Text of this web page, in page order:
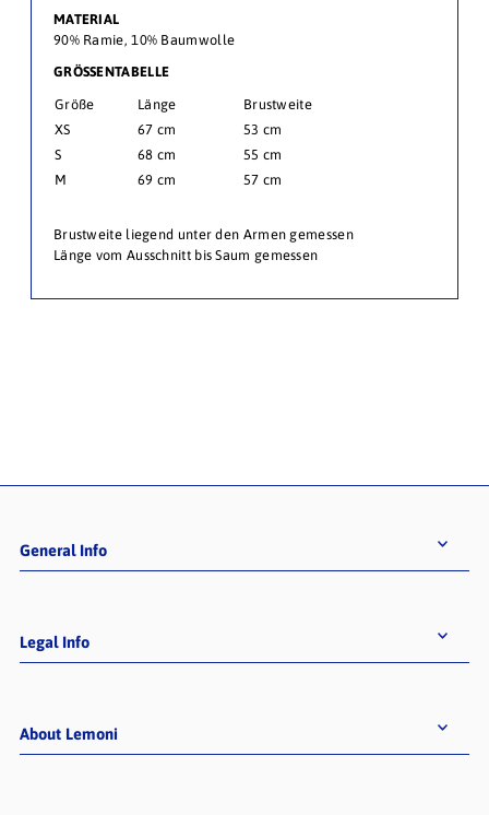
MATERIAL
90% Ramie, 10% Baumwolle
GRÖSSENTABELLE
Größe
Länge
Brustweite
XS
67 cm
53 cm
S
68 cm
55 cm
M
69 cm 57 cm
Brustweite liegend unter den Armen gemessen
Länge vom Ausschnitt bis Saum gemessen
General Info
Legal Info
About Lemoni